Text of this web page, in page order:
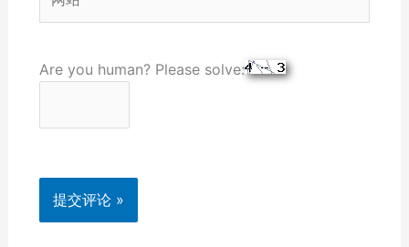
站
Are you human? Please solve: